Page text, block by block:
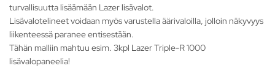
turvallisuutta lisäämään Lazer lisävalot.
Lisävalotelineet voidaan myös varustella äärivaloilla, jolloin näkyvyys
liikenteessä paranee entisestään.
Tähän malliin mahtuu esim. 3kpl Lazer Triple-R 1000
lisävalopaneelia!